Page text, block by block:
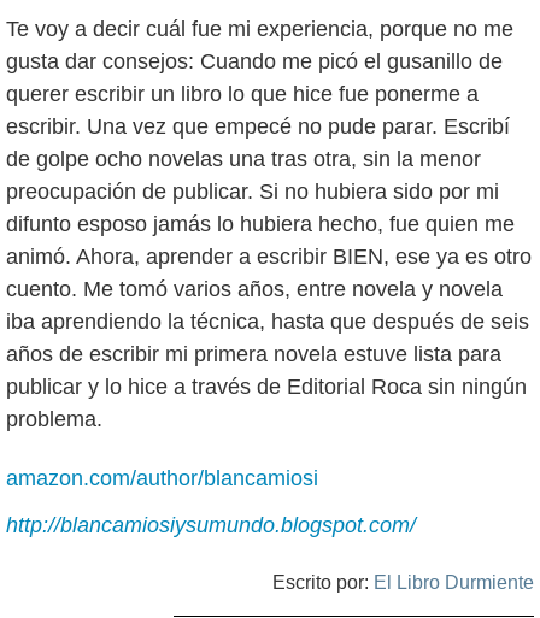
Te voy a decir cuál fue mi experiencia, porque no me
gusta dar consejos: Cuando me picó el gusanillo de
querer escribir un libro lo que hice fue ponerme a
escribir. Una vez que empecé no pude parar. Escribí
de golpe ocho novelas una tras otra, sin la menor
preocupación de publicar. Si no hubiera sido por mi
difunto esposo jamás lo hubiera hecho, fue quien me
animó. Ahora, aprender a escribir BIEN, ese ya es otro
cuento. Me tomó varios años, entre novela y novela
iba aprendiendo la técnica, hasta que después de seis
años de escribir mi primera novela estuve lista para
publicar y lo hice a través de Editorial Roca sin ningún
problema.
amazon.com/author/blancamiosi
http://blancamiosiysumundo.blogspot.com/
Escrito por: El Libro Durmiente